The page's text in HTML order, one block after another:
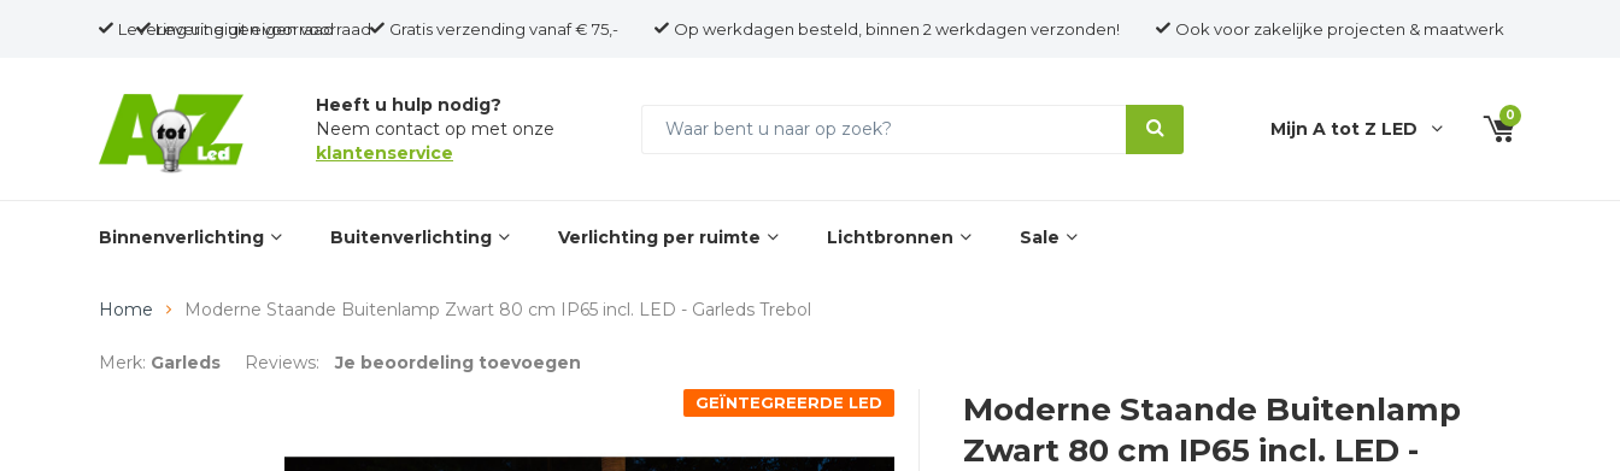
Binnenverlichting Buitenverlichting Verlichting per ruimte Lichtbronnen Sale
Levering uit eigen voorraad Gratis verzending vanaf € 75,- Op werkdagen besteld, binnen 2 werkdagen verzonden! Ook voor zakelijke projecten & maatwerk
Levering uit eigen voorraad
Heeft u hulp nodig?
Neem contact op met onze
klantenservice
Mijn A tot Z LED
0
Home Moderne Staande Buitenlamp Zwart 80 cm IP65 incl. LED - Garleds Trebol
Merk: Garleds Reviews: Je beoordeling toevoegen
GEÏNTEGREERDE LED
Moderne Staande Buitenlamp
Zwart 80 cm IP65 incl. LED -